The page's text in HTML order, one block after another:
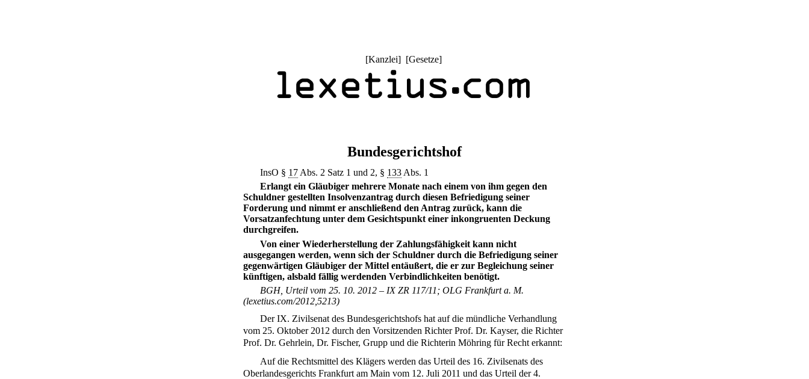
[Kanzlei] [Gesetze]
Bundesgerichtshof
InsO § 17 Abs. 2 Satz 1 und 2, § 133 Abs. 1
Erlangt ein Gläubiger mehrere Monate nach einem von ihm gegen den
Schuldner gestellten Insolvenzantrag durch diesen Befriedigung seiner
Forderung und nimmt er anschließend den Antrag zurück, kann die
Vorsatzanfechtung unter dem Gesichtspunkt einer inkongruenten Deckung
durchgreifen.
Von einer Wiederherstellung der Zahlungsfähigkeit kann nicht
ausgegangen werden, wenn sich der Schuldner durch die Befriedigung seiner
gegenwärtigen Gläubiger der Mittel entäußert, die er zur Begleichung seiner
künftigen, alsbald fällig werdenden Verbindlichkeiten benötigt.
BGH, Urteil vom 25. 10. 2012 – IX ZR 117/11; OLG Frankfurt a. M.
(lexetius.com/2012,5213)
Der IX. Zivilsenat des Bundesgerichtshofs hat auf die mündliche Verhandlung
vom 25. Oktober 2012 durch den Vorsitzenden Richter Prof. Dr. Kayser, die Richter
Prof. Dr. Gehrlein, Dr. Fischer, Grupp und die Richterin Möhring für Recht erkannt:
Auf die Rechtsmittel des Klägers werden das Urteil des 16. Zivilsenats des
Oberlandesgerichts Frankfurt am Main vom 12. Juli 2011 und das Urteil der 4.